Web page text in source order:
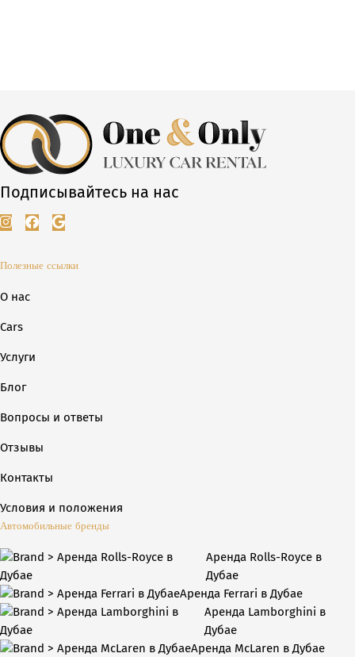
Подписывайтесь на нас
Полезные ссылки
О нас
Cars
Услуги
Блог
Вопросы и ответы
Отзывы
Контакты
Условия и положения
Автомобильные бренды
Аренда Rolls-Royce в
Дубае
Аренда Ferrari в Дубае
Аренда Lamborghini в
Дубае
Аренда McLaren в Дубае